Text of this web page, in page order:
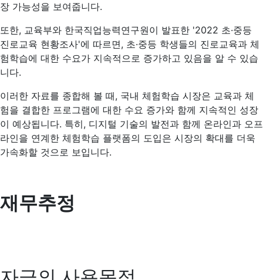
장 가능성을 보여줍니다.
또한, 교육부와 한국직업능력연구원이 발표한 '2022 초·중등
진로교육 현황조사'에 따르면, 초·중등 학생들의 진로교육과 체
험학습에 대한 수요가 지속적으로 증가하고 있음을 알 수 있습
니다.
이러한 자료를 종합해 볼 때, 국내 체험학습 시장은 교육과 체
험을 결합한 프로그램에 대한 수요 증가와 함께 지속적인 성장
이 예상됩니다. 특히, 디지털 기술의 발전과 함께 온라인과 오프
라인을 연계한 체험학습 플랫폼의 도입은 시장의 확대를 더욱
가속화할 것으로 보입니다.
재무추정